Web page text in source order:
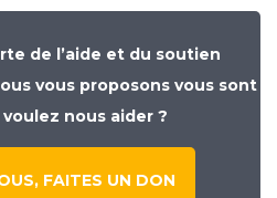
de l’aide et du soutien
vous proposons vous sont
nous aider ?
FAITES UN DON